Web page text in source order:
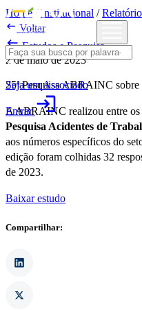
Seja um Associado
Entrarlogin
Home/Institucional /
 Voltar
Estudos e Pesquisa
2 de maio de 2023
25ª Pesquisa ABRAINC sobre
A ABRAINC realizou entre os
Pesquisa Acidentes de
aos números específicos do
edição foram colhidas 32
de 2023.
Baixar estudo
Compartilhar: